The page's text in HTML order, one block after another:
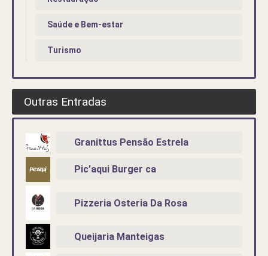
Saúde e Bem-estar
Turismo
Outras Entradas
Granittus Pensão Estrela
Pic’aqui Burger ca
Pizzeria Osteria Da Rosa
Queijaria Manteigas